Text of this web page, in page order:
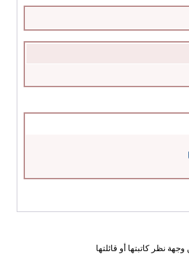
نظر كاتبتها أو قائلتها